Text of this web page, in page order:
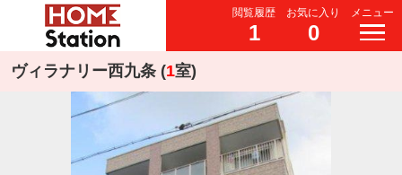
閲覧履歴
1
お気に入り
0
メニュー
ヴィラナリー西九条 (1室)